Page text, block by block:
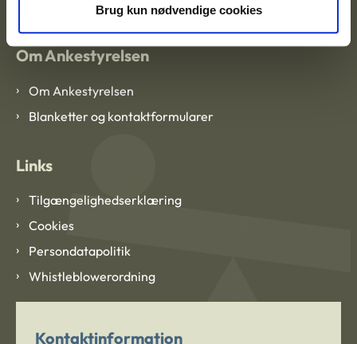
Brug kun nødvendige cookies
Om Ankestyrelsen
Om Ankestyrelsen
Blanketter og kontaktformularer
Links
Tilgængelighedserklæring
Cookies
Persondatapolitik
Whistleblowerordning
Kontaktinformation